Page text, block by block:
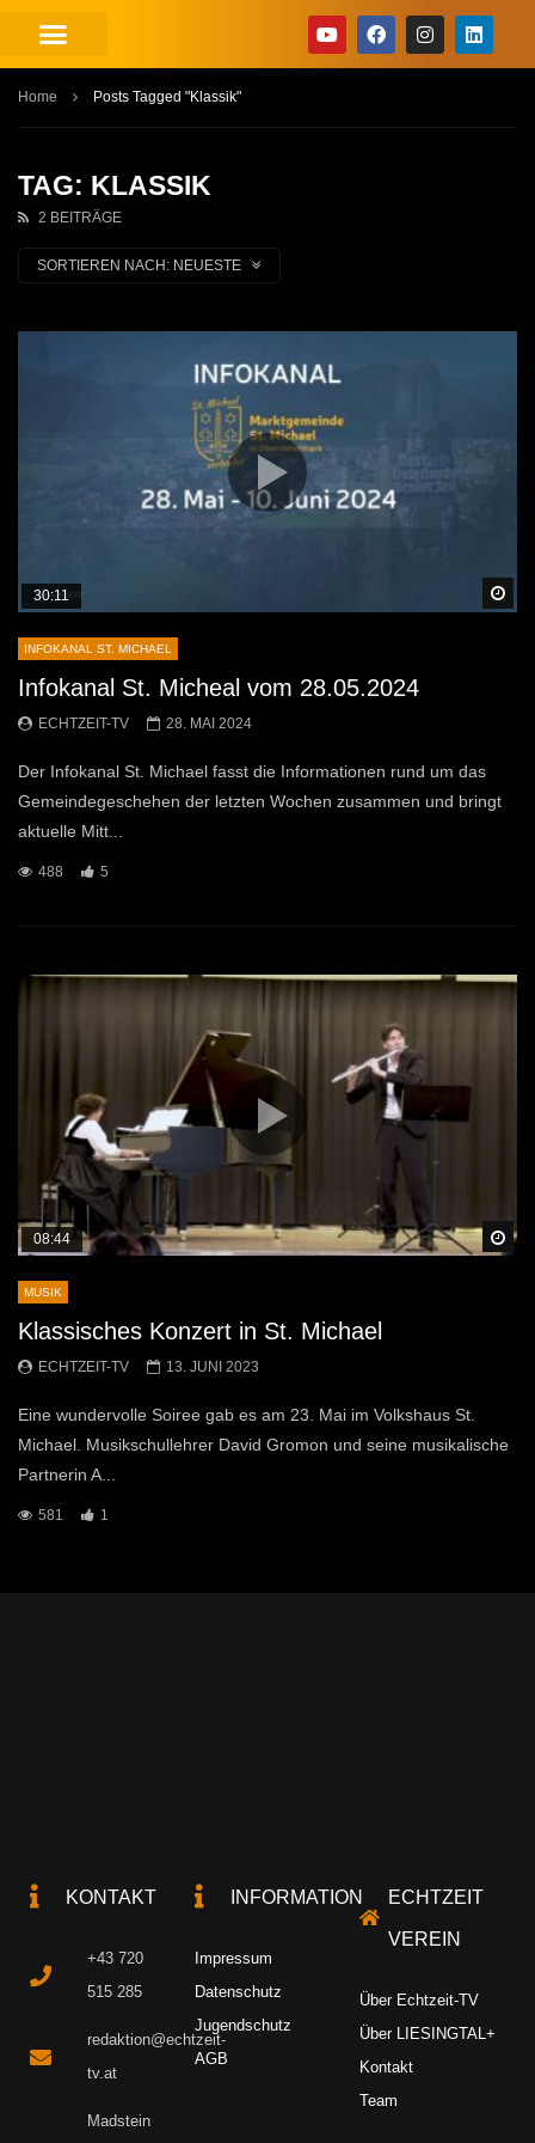
Home Posts Tagged "Klassik"
TAG: KLASSIK
2 BEITRÄGE
SORTIEREN NACH: NEUESTE
30:11
INFOKANAL ST. MICHAEL
Infokanal St. Micheal vom 28.05.2024
ECHTZEIT-TV 28. MAI 2024
Der Infokanal St. Michael fasst die Informationen rund um das
Gemeindegeschehen der letzten Wochen zusammen und bringt
aktuelle Mitt...
488 5
08:44
MUSIK
Klassisches Konzert in St. Michael
ECHTZEIT-TV 13. JUNI 2023
Eine wundervolle Soiree gab es am 23. Mai im Volkshaus St.
Michael. Musikschullehrer David Gromon und seine musikalische
Partnerin A...
581 1
KONTAKT
+43 720
515 285
redaktion@echtzeit-
tv.at
Madstein
INFORMATION
Impressum
Datenschutz
Jugendschutz
AGB
ECHTZEIT
VEREIN
Über Echtzeit-TV
Über LIESINGTAL+
Kontakt
Team